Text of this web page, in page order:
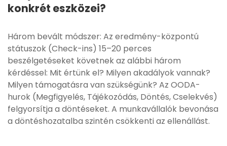
konkrét eszközei?
Három bevált módszer: Az eredmény-központú
státuszok (Check-ins) 15–20 perces
beszélgetéseket követnek az alábbi három
kérdéssel: Mit értünk el? Milyen akadályok vannak?
Milyen támogatásra van szükségünk? Az OODA-
hurok (Megfigyelés, Tájékozódás, Döntés, Cselekvés)
felgyorsítja a döntéseket. A munkavállalók bevonása
a döntéshozatalba szintén csökkenti az ellenállást.